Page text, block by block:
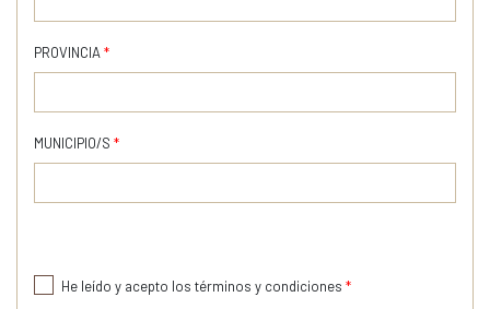
PROVINCIA *
MUNICIPIO/S *
He leído y acepto los términos y condiciones *